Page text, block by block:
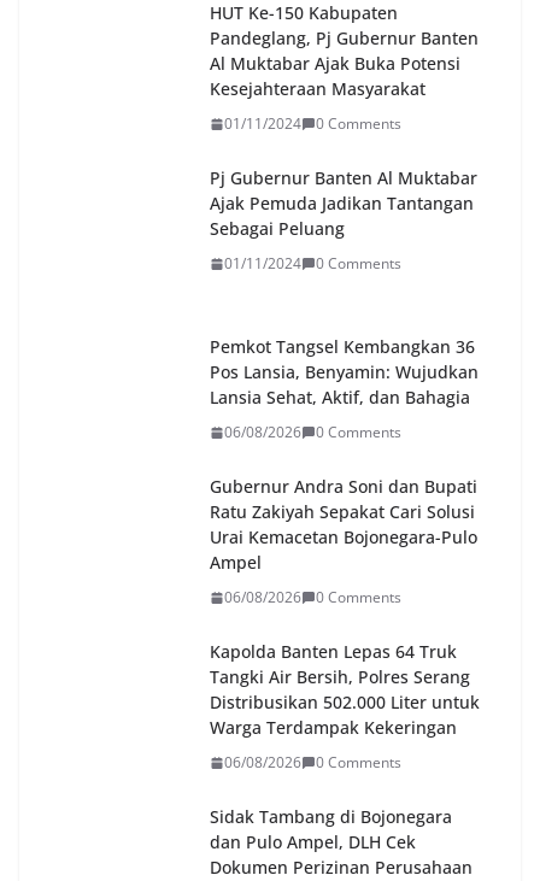
HUT Ke-150 Kabupaten
Pandeglang, Pj Gubernur Banten
Al Muktabar Ajak Buka Potensi
Kesejahteraan Masyarakat
01/11/2024 0 Comments
Pj Gubernur Banten Al Muktabar
Ajak Pemuda Jadikan Tantangan
Sebagai Peluang
01/11/2024 0 Comments
Pemkot Tangsel Kembangkan 36
Pos Lansia, Benyamin: Wujudkan
Lansia Sehat, Aktif, dan Bahagia
06/08/2026 0 Comments
Gubernur Andra Soni dan Bupati
Ratu Zakiyah Sepakat Cari Solusi
Urai Kemacetan Bojonegara-Pulo
Ampel
06/08/2026 0 Comments
Kapolda Banten Lepas 64 Truk
Tangki Air Bersih, Polres Serang
Distribusikan 502.000 Liter untuk
Warga Terdampak Kekeringan
06/08/2026 0 Comments
Sidak Tambang di Bojonegara
dan Pulo Ampel, DLH Cek
Dokumen Perizinan Perusahaan